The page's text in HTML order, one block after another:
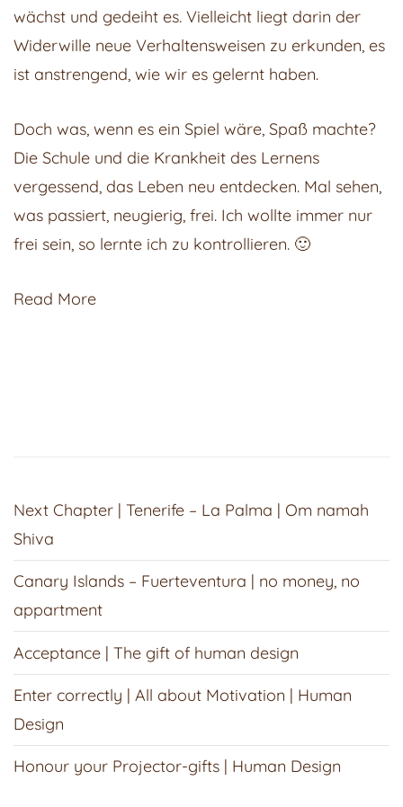
wächst und gedeiht es. Vielleicht liegt darin der
Widerwille neue Verhaltensweisen zu erkunden, es
ist anstrengend, wie wir es gelernt haben.
Doch was, wenn es ein Spiel wäre, Spaß machte?
Die Schule und die Krankheit des Lernens
vergessend, das Leben neu entdecken. Mal sehen,
was passiert, neugierig, frei. Ich wollte immer nur
frei sein, so lernte ich zu kontrollieren. 🙂
Read More
Next Chapter | Tenerife – La Palma | Om namah
Shiva
Canary Islands – Fuerteventura | no money, no
appartment
Acceptance | The gift of human design
Enter correctly | All about Motivation | Human
Design
Honour your Projector-gifts | Human Design